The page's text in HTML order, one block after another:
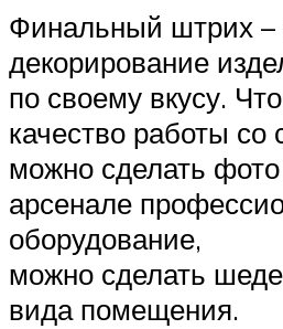
Финальный штрих –
декорирование
по своему вкусу.
качество работы со
можно сделать
арсенале
оборудование,
можно сделать
вида помещения.